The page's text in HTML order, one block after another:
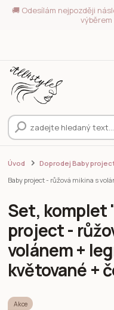
🚚 Odesílám nejpozději
výběrem
Úvod Doprodej Baby
Baby project - růžová mikina s
Set, komplet
project -
volánem +
květované +
Akce